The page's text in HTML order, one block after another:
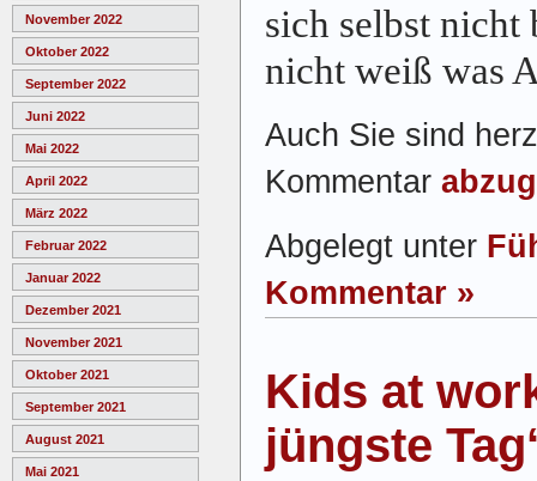
November 2022
Oktober 2022
September 2022
Juni 2022
Mai 2022
April 2022
März 2022
Februar 2022
Januar 2022
Dezember 2021
November 2021
Oktober 2021
September 2021
August 2021
Mai 2021
sich selbst
nicht weiß was
Auch Sie sind
Kommentar
Abgelegt unter
Kommentar »
Kids at
jüngste